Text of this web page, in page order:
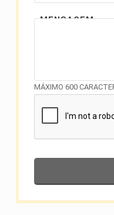
MENSAGEM
MÁXIMO 600